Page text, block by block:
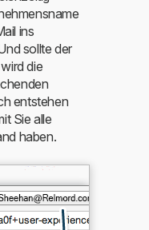
ins
sollte der
die
entstehen
Sie alle
haben.